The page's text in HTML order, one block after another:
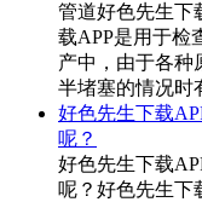
管道好色先生下
载APP是用于检
产中，由于各种
半堵塞的情况时
好色先生下载
呢？
好色先生下载
呢？好色先生